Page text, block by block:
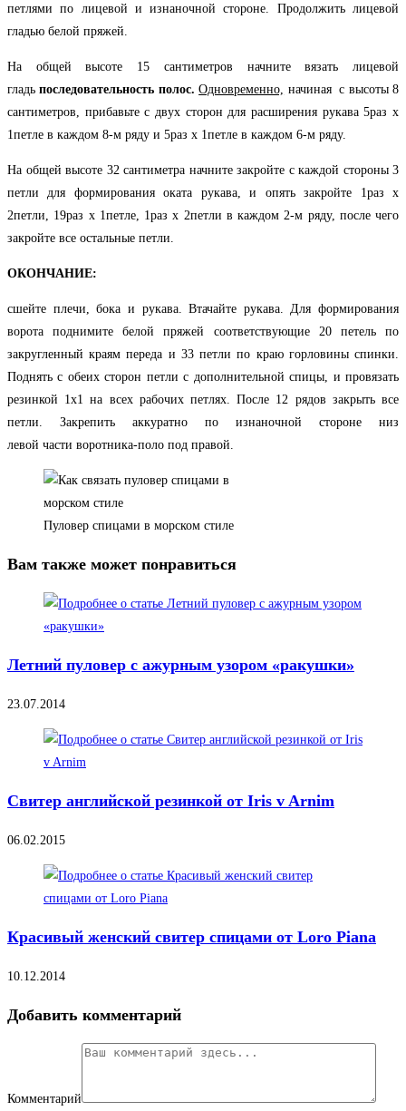
петлями по лицевой и изнаночной стороне. Продолжить лицевой
гладью белой пряжей.
На общей высоте 15 сантиметров начните вязать лицевой
гладьпоследовательность полос.Одновременно, начиная с высоты 8
сантиметров, прибавьте с двух сторон для расширения рукава 5раз х
1петле в каждом 8-м ряду и 5раз х 1петле в каждом 6-м ряду.
На общей высоте 32 сантиметра начните закройте с каждой стороны 3
петли для формирования оката рукава, и опять закройте 1раз х
2петли, 19раз х 1петле, 1раз х 2петли в каждом 2-м ряду, после чего
закройте все остальные петли.
ОКОНЧАНИЕ:
сшейте плечи, бока и рукава. Втачайте рукава. Для формирования
ворота поднимите белой пряжей соответствующие 20 петель по
закругленный краям переда и 33 петли по краю горловины спинки.
Поднять с обеих сторон петли с дополнительной спицы, и провязать
резинкой 1х1 на всех рабочих петлях. После 12 рядов закрыть все
петли. Закрепить аккуратно по изнаночной стороне низ
левой части воротника-поло под правой.
Пуловер спицами в морском стиле
Вам также может понравиться
Летний пуловер с ажурным узором «ракушки»
23.07.2014
Свитер английской резинкой от Iris v Arnim
06.02.2015
Красивый женский свитер спицами от Loro Piana
10.12.2014
Добавить комментарий
Комментарий